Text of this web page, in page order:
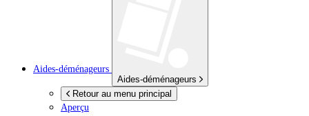
Aides-déménageurs
Aides-déménageurs
Retour au menu principal
Aperçu